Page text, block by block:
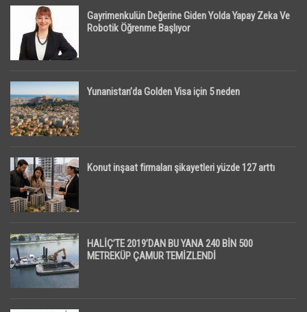
Gayrimenkulün Değerine Giden Yolda Yapay Zeka Ve
Robotik Öğrenme Başlıyor
Yunanistan’da Golden Visa için 5 neden
Konut inşaat firmaları şikayetleri yüzde 127 arttı
HALİÇ’TE 2019’DAN BU YANA 240 BİN 500
METREKÜP ÇAMUR TEMİZLENDİ